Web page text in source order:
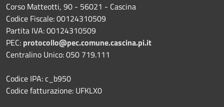
Corso Matteotti, 90 - 56021 - Cascina
Codice Fiscale: 00124310509
Partita IVA: 00124310509
PEC: protocollo@pec.comune.cascina.pi.it
Centralino Unico: 050 719.111
Codice IPA: c_b950
Codice fatturazione: UFKLX0